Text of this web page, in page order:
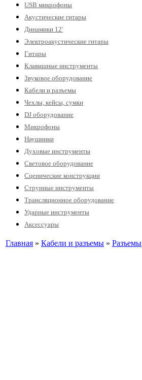
USB микрофоны
Акустические гитары
Динамики 12'
Электроакустические гитары
Гитары
Клавишные инструменты
Звуковое оборудование
Кабели и разъемы
Чехлы, кейсы, сумки
DJ оборудование
Микрофоны
Наушники
Духовые инструменты
Световое оборудование
Сценические конструкции
Струнные инструменты
Трансляционное оборудование
Ударные инструменты
Аксессуары
Главная » Кабели и разъемы » Разъемы